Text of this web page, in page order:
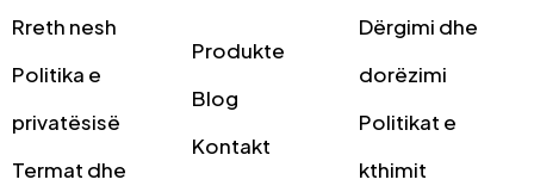
Rreth nesh
Politika e
privatësisë
Termat dhe
Produkte
Blog
Kontakt
Dërgimi dhe
dorëzimi
Politikat e
kthimit